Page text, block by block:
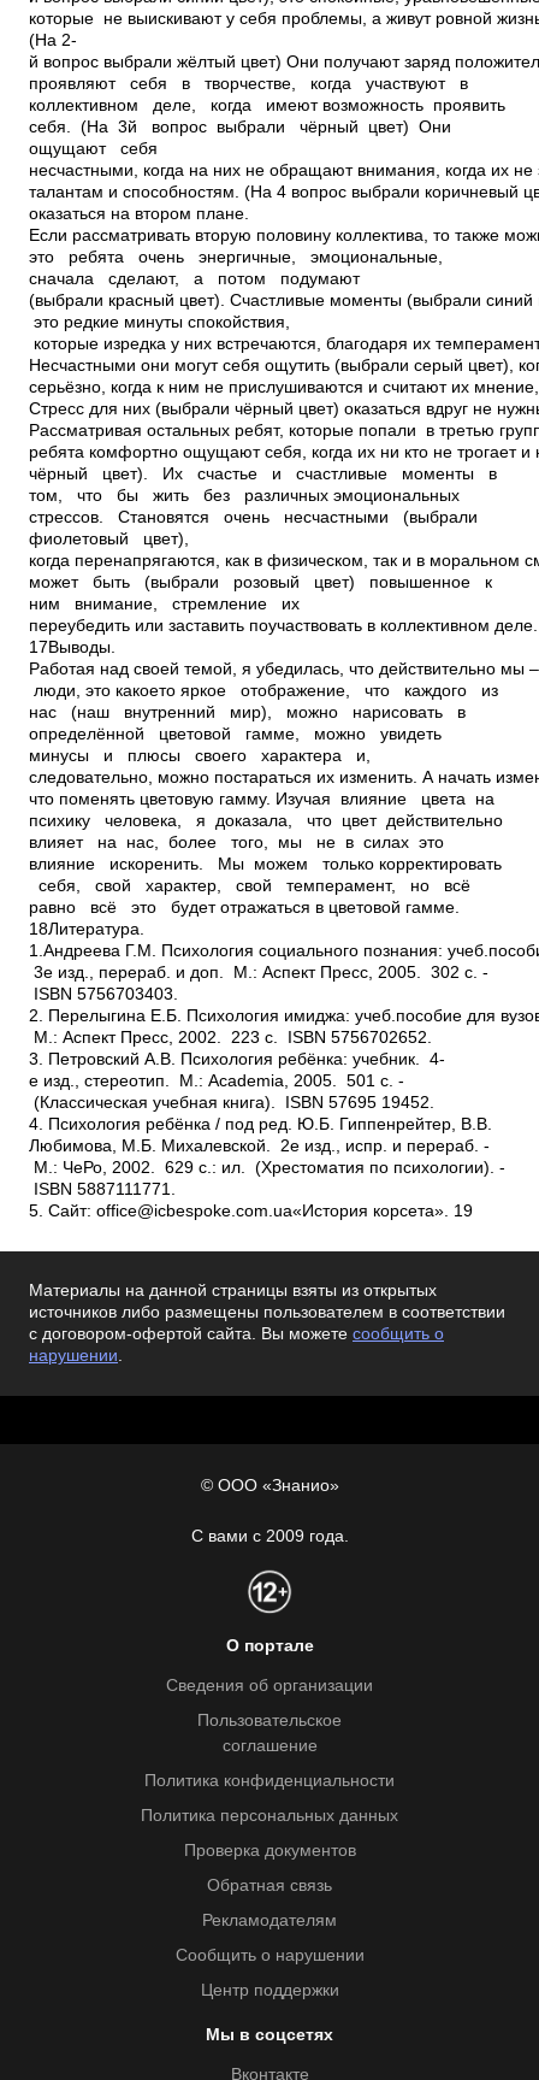
Материалы на данной страницы взяты из открытых
источников либо размещены пользователем в соответствии
с договором-офертой сайта. Вы можете сообщить о
нарушении.
© ООО «Знанио»
С вами с 2009 года.
О портале
Сведения об организации
Пользовательское
соглашение
Политика конфиденциальности
Политика персональных данных
Проверка документов
Обратная связь
Рекламодателям
Сообщить о нарушении
Центр поддержки
Мы в соцсетях
Вконтакте